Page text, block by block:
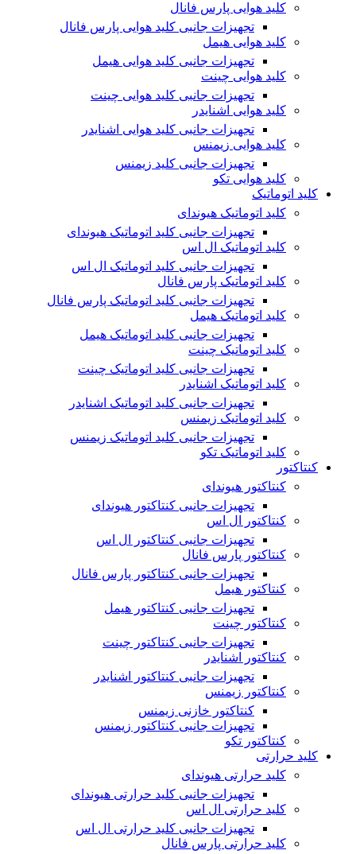
کلید هوایی پارس فانال
تجهیزات جانبی کلید هوایی پارس فانال
کلید هوایی هیمل
تجهیزات جانبی کلید هوایی هیمل
کلید هوایی چینت
تجهیزات جانبی کلید هوایی چینت
کلید هوایی اشنایدر
تجهیزات جانبی کلید هوایی اشنایدر
کلید هوایی زیمنس
تجهیزات جانبی کلید زیمنس
کلید هوایی تکو
کلید اتوماتیک
کلید اتوماتیک هیوندای
تجهیزات جانبی کلید اتوماتیک هیوندای
کلید اتوماتیک ال اس
تجهیزات جانبی کلید اتوماتیک ال اس
کلید اتوماتیک پارس فانال
تجهیزات جانبی کلید اتوماتیک پارس فانال
کلید اتوماتیک هیمل
تجهیزات جانبی کلید اتوماتیک هیمل
کلید اتوماتیک چینت
تجهیزات جانبی کلید اتوماتیک چینت
کلید اتوماتیک اشنایدر
تجهیزات جانبی کلید اتوماتیک اشنایدر
کلید اتوماتیک زیمنس
تجهیزات جانبی کلید اتوماتیک زیمنس
کلید اتوماتیک تکو
کنتاکتور
کنتاکتور هیوندای
تجهیزات جانبی کنتاکتور هیوندای
کنتاکتور ال اس
تجهیزات جانبی کنتاکتور ال اس
کنتاکتور پارس فانال
تجهیزات جانبی کنتاکتور پارس فانال
کنتاکتور هیمل
تجهیزات جانبی کنتاکتور هیمل
کنتاکتور چینت
تجهیزات جانبی کنتاکتور چینت
کنتاکتور اشنایدر
تجهیزات جانبی کنتاکتور اشنایدر
کنتاکتور زیمنس
کنتاکتور خازنی زیمنس
تجهیزات جانبی کنتاکتور زیمنس
کنتاکتور تکو
کلید حرارتی
کلید حرارتی هیوندای
تجهیزات جانبی کلید حرارتی هیوندای
کلید حرارتی ال اس
تجهیزات جانبی کلید حرارتی ال اس
کلید حرارتی پارس فانال